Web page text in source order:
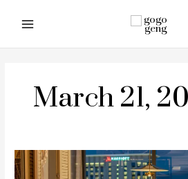
March 21,
รีวิว
Meliá